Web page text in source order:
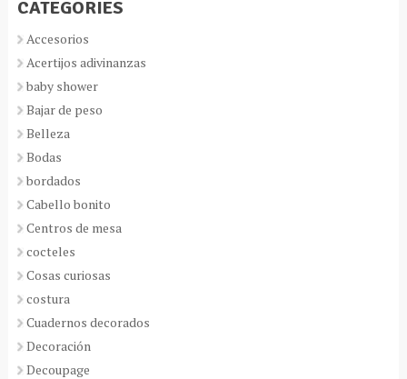
CATEGORIES
Accesorios
Acertijos adivinanzas
baby shower
Bajar de peso
Belleza
Bodas
bordados
Cabello bonito
Centros de mesa
cocteles
Cosas curiosas
costura
Cuadernos decorados
Decoración
Decoupage